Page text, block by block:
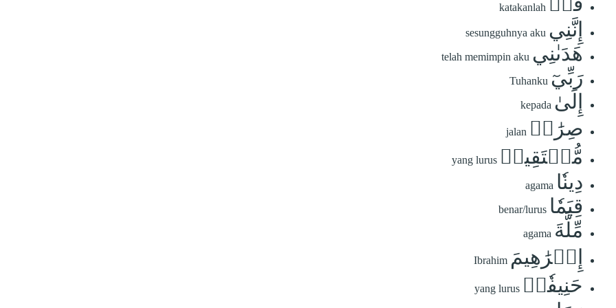
katakanlah
إِنَّنِي sesungguhnya aku
هَدَىٰنِي telah memimpin aku
رَبِّيٓ Tuhanku
إِلَىٰ kepada
صِرَٰطٖ jalan
مُّسۡتَقِيمٖ yang lurus
دِينٗا agama
قِيَمٗا benar/lurus
مِّلَّةَ agama
إِبۡرَٰهِيمَ Ibrahim
حَنِيفٗاۚ yang lurus